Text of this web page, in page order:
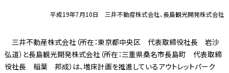
平成19年7月10日 三井不動産株式会社、長島観光開発株式会社
三井不動産株式会社（所在：東京都中央区 代表取締役社長 岩沙
弘道）と長島観光開発株式会社（所在：三重県桑名市長島町 代表取締
役社長 稲葉 邦成）は、増床計画を推進しているアウトレットパーク